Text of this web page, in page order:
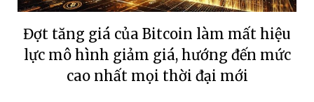
Đợt tăng giá của Bitcoin làm mất hiệu
lực mô hình giảm giá, hướng đến mức
cao nhất mọi thời đại mới